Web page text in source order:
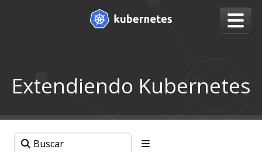
Extendiendo Kubernetes